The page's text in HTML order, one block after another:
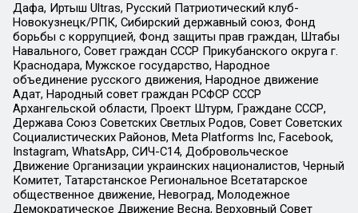
Дафа, Иртыш Ultras, Русский Патриотический клуб-
Новокузнецк/РПК, Сибирский державный союз, Фонд
борьбы с коррупцией, Фонд защиты прав граждан, Штабы
Навального, Совет граждан СССР Прикубанского округа г.
Краснодара, Мужское государство, Народное
объединение русского движения, Народное движение
Адат, Народный совет граждан РСФСР СССР
Архангельской области, Проект Штурм, Граждане СССР,
Держава Союз Советских Светлых Родов, Совет Советских
Социалистических Районов, Meta Platforms Inc, Facebook,
Instagram, WhatsApp, СИЧ-С14, Добровольческое
Движение Организации украинских националистов, Черный
Комитет, Татарстанское Региональное Всетатарское
общественное движение, Невоград, Молодежное
Демократическое Движение Весна, Верховный Совет